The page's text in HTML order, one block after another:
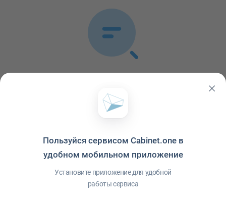
В ленте не обнаружено ни одной публикации
Пользуйся сервисом Cabinet.one в
удобном мобильном приложение
Установите приложение для удобной
работы сервиса